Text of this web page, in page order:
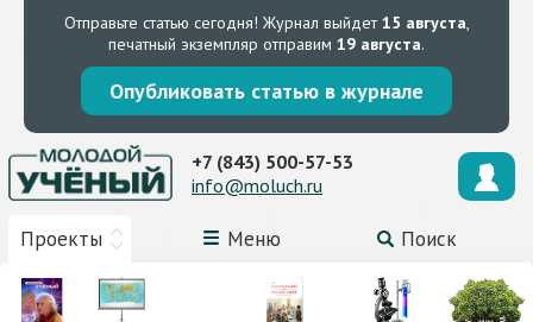
Отправьте статью сегодня! Журнал выйдет15 августа,
печатный экземпляр отправим 19 августа.
Опубликовать статью в журнале
Проекты Меню Поиск
+7 (843) 500-57-53
info@moluch.ru